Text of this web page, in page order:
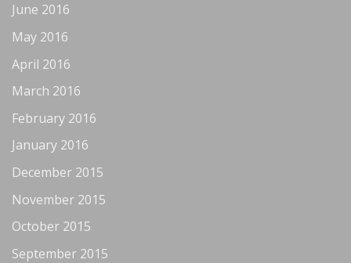
June 2016
May 2016
April 2016
March 2016
February 2016
January 2016
December 2015
November 2015
October 2015
September 2015